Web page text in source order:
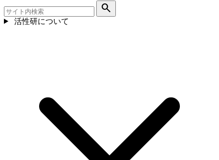
search
活性研について